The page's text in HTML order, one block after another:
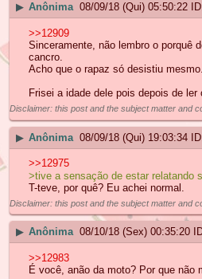
▶ Anônima 08/09/18 (Qui) 05:50:22
>>12909
Sinceramente, não lembro o porquê
cancro.
Acho que o rapaz só desistiu mesmo.
Frisei a idade dele pois depois de
Disclaimer: this post and the subject matter and
▶ Anônima 08/09/18 (Qui) 19:03:34
>>12975
>tive a sensação de estar relatando
T-teve, por quê? Eu achei normal.
Disclaimer: this post and the subject matter and
▶ Anônima 08/10/18 (Sex) 00:35:20
>>12983
É você, anão da moto? Por que não